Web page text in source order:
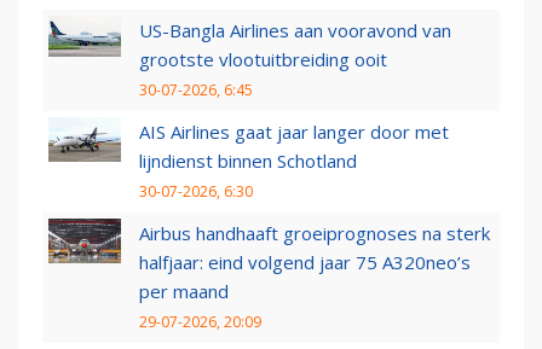
US-Bangla Airlines aan vooravond van
grootste vlootuitbreiding ooit
30-07-2026, 6:45
AIS Airlines gaat jaar langer door met
lijndienst binnen Schotland
30-07-2026, 6:30
Airbus handhaaft groeiprognoses na sterk
halfjaar: eind volgend jaar 75 A320neo’s
per maand
29-07-2026, 20:09